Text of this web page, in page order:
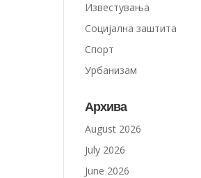
Известувања
Социјална заштита
Спорт
Урбанизам
Архива
August 2026
July 2026
June 2026